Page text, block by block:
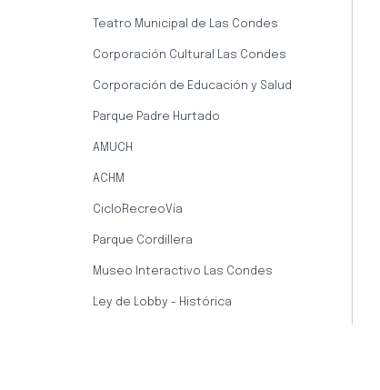
Teatro Municipal de Las Condes
Corporación Cultural Las Condes
Corporación de Educación y Salud
Parque Padre Hurtado
AMUCH
ACHM
CicloRecreoVía
Parque Cordillera
Museo Interactivo Las Condes
Ley de Lobby - Histórica